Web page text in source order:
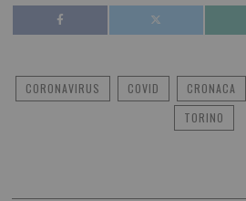
CORONAVIRUS COVID CRONACA
TORINO